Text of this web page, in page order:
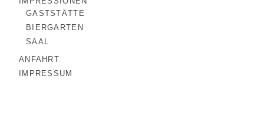
GASTSTÄTTE
BIERGARTEN
SAAL
ANFAHRT
IMPRESSUM